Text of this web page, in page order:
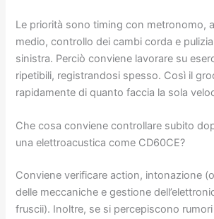
Le priorità sono timing con metronomo,
medio, controllo dei cambi corda e
sinistra. Perciò conviene lavorare su
ripetibili, registrandosi spesso. Così il
rapidamente di quanto faccia la sola
Che cosa conviene controllare subito
una elettroacustica come CD60CE?
Conviene verificare action, intonazione
delle meccaniche e gestione
fruscii). Inoltre, se si percepiscono